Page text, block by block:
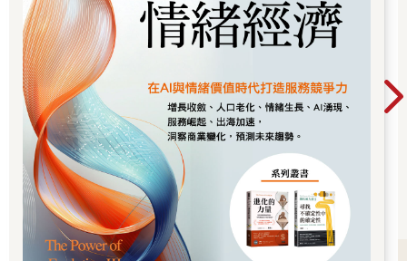
我們的社會是貨幣的社會；因此，這仰賴大家用錢。可選擇的支
付方式決定了是否、在何處以及如何融入社會。要用錢，你就必
須能夠移動錢，但如果我們選擇了自私的支付方式，導致社會的
某些部門無法再這麼做，結果會如何？如果無現金的數位支付選
擇，使得大都會的人口承受不公的沉重負擔，甚至排除那些鄉村
地區的居民、窮人、老年人、或是數位弱勢者，又會如何？如果
某些人無法付款或是收款，那麼他們在社會當中如何擁有籌碼？
接著就是教育與節儉的問題了。如果小孩都碰不到錢，那麼我們
要如何教小孩節儉？如果我們沒有看到數字，更沒有支付的慘痛
經驗，又怎麼會規劃預算？那些想要分期付款的人，在瘋狂的人
群中摩肩擦踵的人，以及那些投資與規範支付的人，仍沒有完全